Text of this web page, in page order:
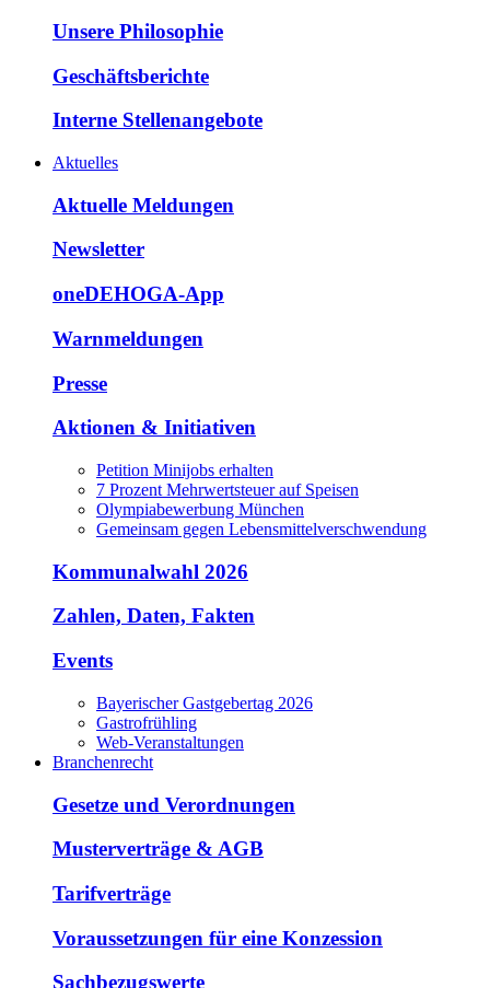
Unsere Philosophie
Geschäftsberichte
Interne Stellenangebote
Aktuelles
Aktuelle Meldungen
Newsletter
oneDEHOGA-App
Warnmeldungen
Presse
Aktionen & Initiativen
Petition Minijobs erhalten
7 Prozent Mehrwertsteuer auf Speisen
Olympiabewerbung München
Gemeinsam gegen Lebensmittelverschwendung
Kommunalwahl 2026
Zahlen, Daten, Fakten
Events
Bayerischer Gastgebertag 2026
Gastrofrühling
Web-Veranstaltungen
Branchenrecht
Gesetze und Verordnungen
Musterverträge & AGB
Tarifverträge
Voraussetzungen für eine Konzession
Sachbezugswerte